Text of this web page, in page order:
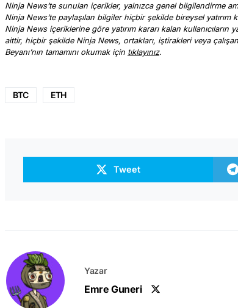
Ninja News’te sunulan içerikler, yalnızca genel bilgilendirme
Ninja News’te paylaşılan bilgiler hiçbir şekilde bireysel yatırım
Ninja News içeriklerine göre yatırım kararı kalan kullanıcıların
aittir, hiçbir şekilde Ninja News, ortakları, iştirakleri veya
Beyanı’nın tamamını okumak için tıklayınız.
BTC ETH
Tweet
Yazar
Emre Guneri